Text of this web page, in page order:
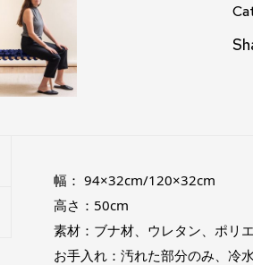
幅： 94×32cm/120×32cm
高さ：50cm
素材：ブナ材、ウレタン、ポリ
お手入れ：汚れた部分のみ、冷